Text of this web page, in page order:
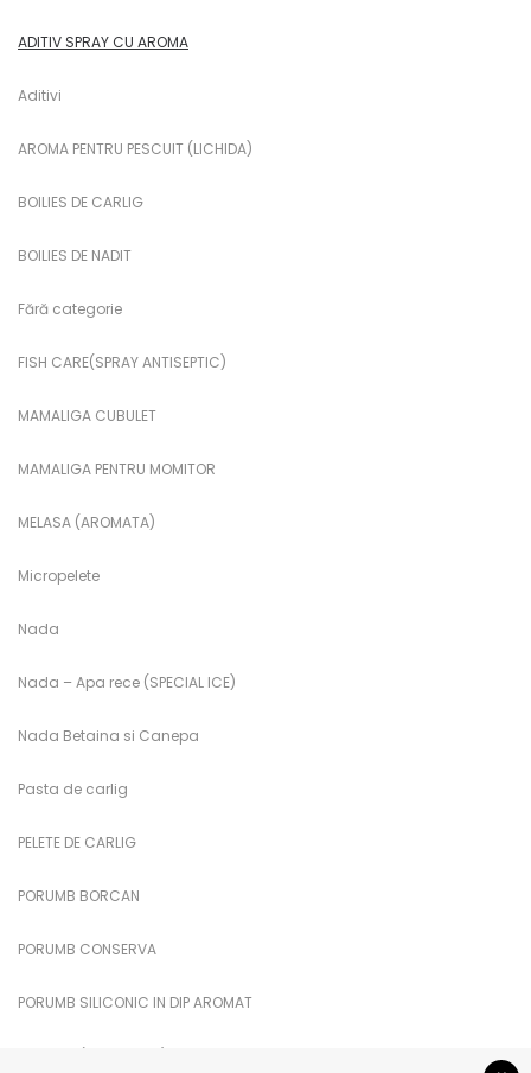
ADITIV SPRAY CU AROMA
Aditivi
AROMA PENTRU PESCUIT (LICHIDA)
BOILIES DE CARLIG
BOILIES DE NADIT
Fără categorie
FISH CARE(SPRAY ANTISEPTIC)
MAMALIGA CUBULET
MAMALIGA PENTRU MOMITOR
MELASA (AROMATA)
Micropelete
Nada
Nada – Apa rece (SPECIAL ICE)
Nada Betaina si Canepa
Pasta de carlig
PELETE DE CARLIG
PORUMB BORCAN
PORUMB CONSERVA
PORUMB SILICONIC IN DIP AROMAT